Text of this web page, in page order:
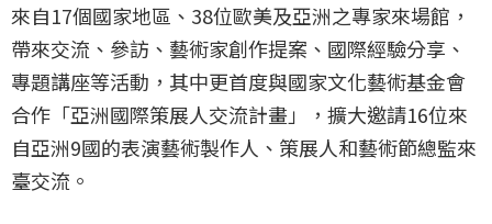
來自17個國家地區、38位歐美及亞洲之專家來場館，
帶來交流、參訪、藝術家創作提案、國際經驗分享、
專題講座等活動，其中更首度與國家文化藝術基金會
合作「亞洲國際策展人交流計畫」，擴大邀請16位來
自亞洲9國的表演藝術製作人、策展人和藝術節總監來
臺交流。